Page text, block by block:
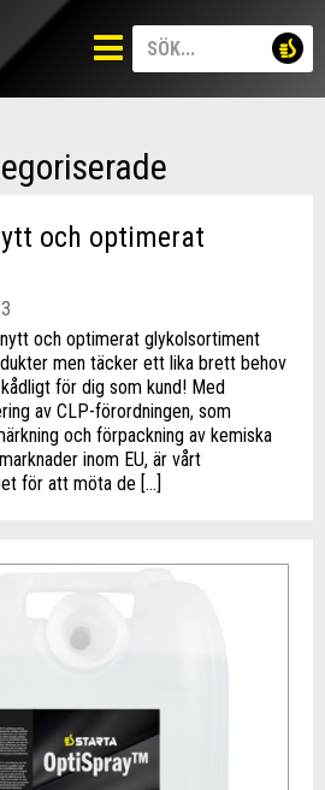
och optimerat
och optimerat glykolsortiment
men täcker ett lika brett behov
för dig som kund! Med
av CLP-förordningen, som
och förpackning av kemiska
inom EU, är vårt
för att möta de […]